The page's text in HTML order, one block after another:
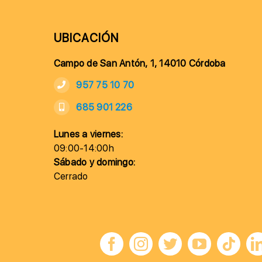
UBICACIÓN
Campo de San Antón, 1, 14010 Córdoba
957 75 10 70
685 901 226
Lunes a viernes:
09:00-14:00h
Sábado y domingo:
Cerrado